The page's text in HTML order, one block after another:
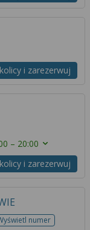
i zarezerwuj
– 20:00
i zarezerwuj
numer